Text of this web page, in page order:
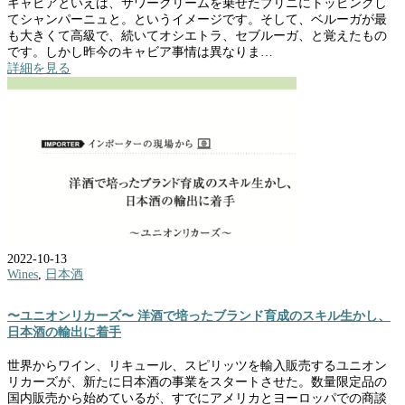
キャビアといえば、サワークリームを乗せたブリニにトッピングし
てシャンパーニュと。というイメージです。そして、ベルーガが最
も大きくて高級で、続いてオシエトラ、セブルーガ、と覚えたもの
です。しかし昨今のキャビア事情は異なりま…
詳細を見る
2022-10-13
Wines, 日本酒
〜ユニオンリカーズ〜 洋酒で培ったブランド育成のスキル生かし、
日本酒の輸出に着手
世界からワイン、リキュール、スピリッツを輸入販売するユニオン
リカーズが、新たに日本酒の事業をスタートさせた。数量限定品の
国内販売から始めているが、すでにアメリカとヨーロッパでの商談